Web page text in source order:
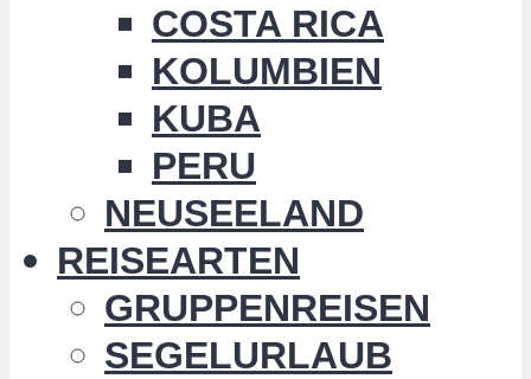
COSTA RICA
KOLUMBIEN
KUBA
PERU
NEUSEELAND
REISEARTEN
GRUPPENREISEN
SEGELURLAUB